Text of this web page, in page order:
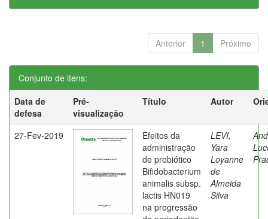
Anterior 1 Próximo
Conjunto de itens:
Data de
defesa
Pré-
visualização
Título Autor
27-Fev-2019
Efeitos da
administração
de probiótico
Bifidobacterium
animalis subsp.
lactis HN019
na progressão
LEVI,
Yara
Loyanne
de
Almeida
Silva